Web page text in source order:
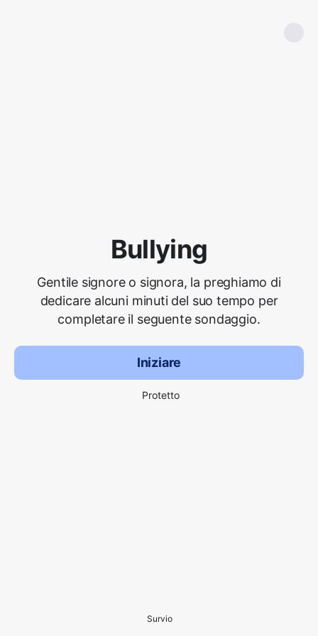
Bullying
Gentile signore o signora, la preghiamo di
dedicare alcuni minuti del suo tempo per
completare il seguente sondaggio.
Iniziare
Protetto
Survio